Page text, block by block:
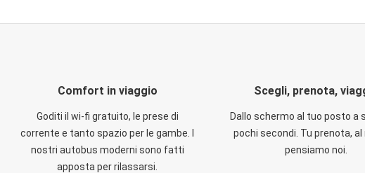
Comfort in viaggio
Goditi il wi-fi gratuito, le prese di
corrente e tanto spazio per le gambe. I
nostri autobus moderni sono fatti
apposta per rilassarsi.
Scegli, prenota,
Dallo schermo al tuo posto a
pochi secondi. Tu prenota,
pensiamo noi.